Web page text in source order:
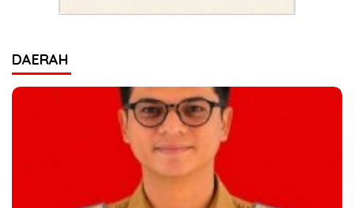
DAERAH